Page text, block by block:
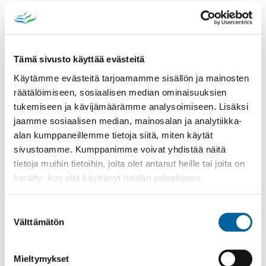
Tämä sivusto käyttää evästeitä
Käytämme evästeitä tarjoamamme sisällön ja mainosten
räätälöimiseen, sosiaalisen median ominaisuuksien
tukemiseen ja kävijämäärämme analysoimiseen. Lisäksi
jaamme sosiaalisen median, mainosalan ja analytiikka-
alan kumppaneillemme tietoja siitä, miten käytät
sivustoamme. Kumppanimme voivat yhdistää näitä
tietoja muihin tietoihin, joita olet antanut heille tai joita on
kerätty, kun olet käyttänyt heidän palvelujaan.
valinta
Välttämätön
Mieltymykset
Lähitapaamiset kevätlukukaudella 2026:
• la-su 24.-25.1. 2026
• la-su 21.-22.2.
• la-su 28.-29.3
+ Käytännön harjoittelut Ikaalisissa.
Opiskelukustannukset:
Opetus 600 €, maksu sisältää lähiopetuksen sekä
Hintaan ei sisälly mahdolliset bussimaksut
Ikaalisten kaupunki maksaa koulutukseen